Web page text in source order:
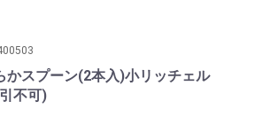
かスプーン(2本入)小リッチェル
不可)